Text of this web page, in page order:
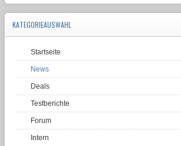
KATEGORIEAUSWAHL
Startseite
News
Deals
Testberichte
Forum
Intern